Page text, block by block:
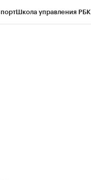
Школа управления РБК